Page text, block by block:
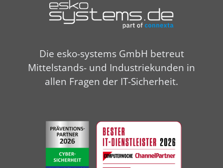
Die esko-systems GmbH betreut
Mittelstands- und Industriekunden in
allen Fragen der IT-Sicherheit.